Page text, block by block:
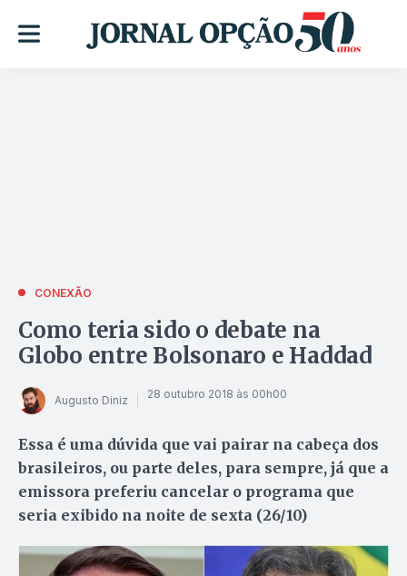
CONEXÃO
Como teria sido o debate na
Globo entre Bolsonaro e Haddad
Augusto Diniz 28 outubro 2018 às 00h00
Essa é uma dúvida que vai pairar na cabeça dos
brasileiros, ou parte deles, para sempre, já que a
emissora preferiu cancelar o programa que
seria exibido na noite de sexta (26/10)